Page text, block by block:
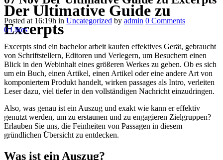
Der Ultimative Guide zu
Excerpts
Posted at 16:19h in Uncategorized by admin 0 Comments
0Likes
Excerpts sind ein bachelor arbeit kaufen effektives Gerät, gebraucht
von Schriftstellern, Editoren und Verlegern, um Besuchern einen
Blick in den Webinhalt eines größeren Werkes zu geben. Ob es sich
um ein Buch, einen Artikel, einen Artikel oder eine andere Art von
komponiertem Produkt handelt, wirken passages als Intro, verleiten
Leser dazu, viel tiefer in den vollständigen Nachricht einzudringen.
Also, was genau ist ein Auszug und exakt wie kann er effektiv
genutzt werden, um zu erstaunen und zu engagieren Zielgruppen?
Erlauben Sie uns, die Feinheiten von Passagen in diesem
gründlichen Übersicht zu entdecken.
Was ist ein Auszug?